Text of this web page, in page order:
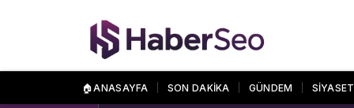
🏠ANASAYFA SON DAKİKA GÜNDEM SİYASET